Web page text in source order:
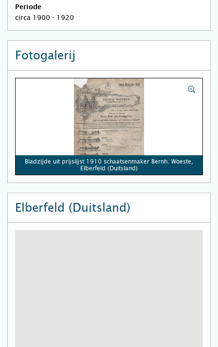
Periode
circa 1900 - 1920
Fotogalerij
Bladzijde uit prijslijst 1910 schaatsenmaker Bernh. Woeste,
Elberfeld (Duitsland)
Elberfeld (Duitsland)